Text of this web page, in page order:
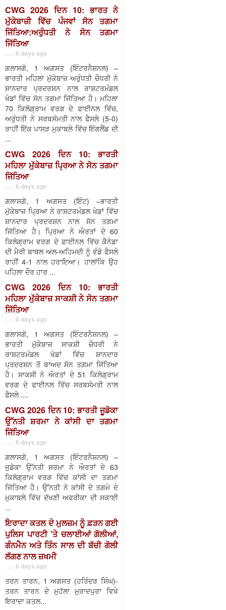
CWG 2026 ਦਿਨ 10: ਭਾਰਤ ਨੇ
ਮੁੱਕੇਬਾਜ਼ੀ ਵਿੱਚ ਪੰਜਵਾਂ ਸੋਨ ਤਗਮਾ
ਜਿੱਤਿਆ:ਅਰੁੰਧਤੀ ਨੇ ਸੋਨ ਤਗਮਾ
ਜਿੱਤਿਆ
. . . 6 days ago
ਗਲਾਸਗੋ, 1 ਅਗਸਤ (ਇੰਟਰਨੈਸ਼ਨਲ) –
ਭਾਰਤੀ ਮਹਿਲਾ ਮੁੱਕੇਬਾਜ਼ ਅਰੁੰਧਤੀ ਚੌਧਰੀ ਨੇ
ਸ਼ਾਨਦਾਰ ਪ੍ਰਦਰਸ਼ਨ ਨਾਲ ਰਾਸ਼ਟਰਮੰਡਲ
ਖੇਡਾਂ ਵਿੱਚ ਸੋਨ ਤਗਮਾ ਜਿੱਤਿਆ ਹੈ। ਮਹਿਲਾ
70 ਕਿਲੋਗ੍ਰਾਮ ਵਰਗ ਦੇ ਫਾਈਨਲ ਵਿੱਚ,
ਅਰੁੰਧਤੀ ਨੇ ਸਰਬਸੰਮਤੀ ਨਾਲ ਫੈਸਲੇ (5-0)
ਰਾਹੀਂ ਇੱਕ ਪਾਸੜ ਮੁਕਾਬਲੇ ਵਿੱਚ ਇੰਗਲੈਂਡ ਦੀ
...
CWG 2026 ਦਿਨ 10: ਭਾਰਤੀ
ਮਹਿਲਾ ਮੁੱਕੇਬਾਜ਼ ਪ੍ਰਿਆ ਨੇ ਸੋਨ ਤਗਮਾ
ਜਿੱਤਿਆ
. . . 6 days ago
ਗਲਾਸਗੋ, 1 ਅਗਸਤ (ਇੰਟ) –ਭਾਰਤੀ
ਮੁੱਕੇਬਾਜ਼ ਪ੍ਰਿਆ ਨੇ ਰਾਸ਼ਟਰਮੰਡਲ ਖੇਡਾਂ ਵਿੱਚ
ਸ਼ਾਨਦਾਰ ਪ੍ਰਦਰਸ਼ਨ ਨਾਲ ਸੋਨ ਤਗਮਾ
ਜਿੱਤਿਆ ਹੈ। ਪ੍ਰਿਆ ਨੇ ਔਰਤਾਂ ਦੇ 60
ਕਿਲੋਗ੍ਰਾਮ ਵਰਗ ਦੇ ਫਾਈਨਲ ਵਿੱਚ ਕੈਨੇਡਾ
ਦੀ ਮੈਰੀ ਬਾਥਲ ਅਲ-ਅਹਿਮਦੀ ਨੂੰ ਵੰਡੇ ਫੈਸਲੇ
ਰਾਹੀਂ 4-1 ਨਾਲ ਹਰਾਇਆ। ਹਾਲਾਂਕਿ ਉਹ
ਪਹਿਲਾ ਦੌਰ ਹਾਰ ...
CWG 2026 ਦਿਨ 10: ਭਾਰਤੀ
ਮਹਿਲਾ ਮੁੱਕੇਬਾਜ਼ ਸਾਕਸ਼ੀ ਨੇ ਸੋਨ ਤਗਮਾ
ਜਿੱਤਿਆ
. . . 6 days ago
ਗਲਾਸਗੋ, 1 ਅਗਸਤ (ਇੰਟਰਨੈਸ਼ਨਲ) –
ਭਾਰਤੀ ਮੁੱਕੇਬਾਜ਼ ਸਾਕਸ਼ੀ ਚੌਧਰੀ ਨੇ
ਰਾਸ਼ਟਰਮੰਡਲ ਖੇਡਾਂ ਵਿੱਚ ਸ਼ਾਨਦਾਰ
ਪ੍ਰਦਰਸ਼ਨ ਤੋਂ ਬਾਅਦ ਸੋਨ ਤਗਮਾ ਜਿੱਤਿਆ
ਹੈ। ਸਾਕਸ਼ੀ ਨੇ ਔਰਤਾਂ ਦੇ 51 ਕਿਲੋਗ੍ਰਾਮ
ਵਰਗ ਦੇ ਫਾਈਨਲ ਵਿੱਚ ਸਰਬਸੰਮਤੀ ਨਾਲ
ਫੈਸਲੇ ....
CWG 2026 ਦਿਨ 10: ਭਾਰਤੀ ਜੂਡੋਕਾ
ਉੱਨਤੀ ਸ਼ਰਮਾ ਨੇ ਕਾਂਸੀ ਦਾ ਤਗਮਾ
ਜਿੱਤਿਆ
. . . 6 days ago
ਗਲਾਸਗੋ, 1 ਅਗਸਤ (ਇੰਟਰਨੈਸ਼ਨਲ) –
ਜੁਡੋਕਾ ਉੱਨਤੀ ਸ਼ਰਮਾ ਨੇ ਔਰਤਾਂ ਦੇ 63
ਕਿਲੋਗ੍ਰਾਮ ਵਰਗ ਵਿੱਚ ਕਾਂਸੀ ਦਾ ਤਗਮਾ
ਜਿੱਤਿਆ ਹੈ। ਉੱਨਤੀ ਨੇ ਕਾਂਸੀ ਦੇ ਤਗਮੇ ਦੇ
ਮੁਕਾਬਲੇ ਵਿੱਚ ਦੱਖਣੀ ਅਫਰੀਕਾ ਦੀ ਸਕਾਈ
...
ਇਰਾਦਾ ਕਤਲ ਦੇ ਮੁਲਜ਼ਮ ਨੂੰ ਫ਼ੜਨ ਗਈ
ਪੁਲਿਸ ਪਾਰਟੀ ’ਤੇ ਚਲਾਈਆਂ ਗੋਲੀਆਂ,
ਗੰਨਮੈਨ ਅਤੇ ਤਿੰਨ ਸਾਲ ਦੀ ਬੱਚੀ ਗੋਲੀ
ਲੱਗਣ ਨਾਲ ਜ਼ਖਮੀ
. . . 6 days ago
ਤਰਨ ਤਾਰਨ, 1 ਅਗਸਤ (ਹਰਿੰਦਰ ਸਿੰਘ)-
ਤਰਨ ਤਾਰਨ ਦੇ ਮੁਹੱਲਾ ਮੁਰਾਦਪੁਰਾ ਵਿਖੇ
ਇਰਾਦਾ ਕਤਲ...